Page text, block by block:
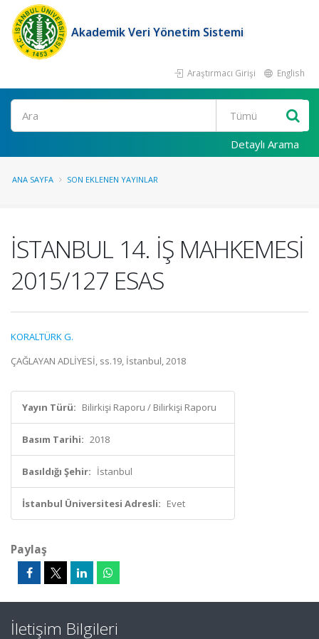
Akademik Veri Yönetim Sistemi
Araştırmacı Girişi English
Ara
Detaylı Arama
ANA SAYFA SON EKLENEN YAYINLAR
İSTANBUL 14. İŞ MAHKEMESİ
2015/127 ESAS
KORALTÜRK G.
ÇAĞLAYAN ADLİYESİ, ss.19, İstanbul, 2018
Yayın Türü: Bilirkişi Raporu / Bilirkişi Raporu
Basım Tarihi: 2018
Basıldığı Şehir: İstanbul
İstanbul Üniversitesi Adresli: Evet
Paylaş
İletişim Bilgileri